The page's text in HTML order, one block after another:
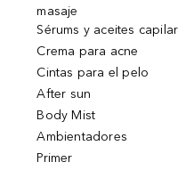
masaje
Sérums y aceites
Crema para acne
Cintas para el pelo
After sun
Body Mist
Ambientadores
Primer